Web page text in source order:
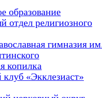
образование
отдел религиозного
гимназия
копилка
«Экклезиаст»